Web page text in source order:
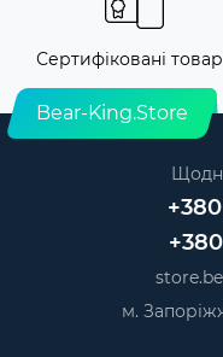
Сертифіковані
Bear-King.Store
м.